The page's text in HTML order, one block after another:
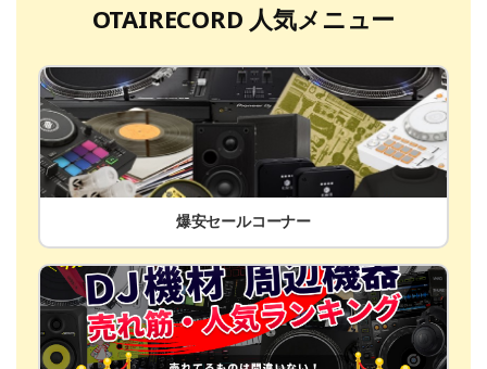
OTAIRECORD 人気メニュー
爆安セールコーナー